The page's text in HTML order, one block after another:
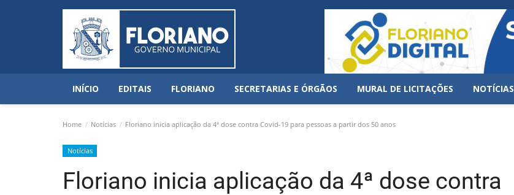
INÍCIO EDITAIS FLORIANO SECRETARIAS E ÓRGÃOS MURAL DE LICITAÇÕES NOTÍCIAS
Home Notícias Floriano inicia aplicação da 4ª dose contra Covid-19 para pessoas a partir dos 50 anos
Notícias
Floriano inicia aplicação da 4ª dose contra